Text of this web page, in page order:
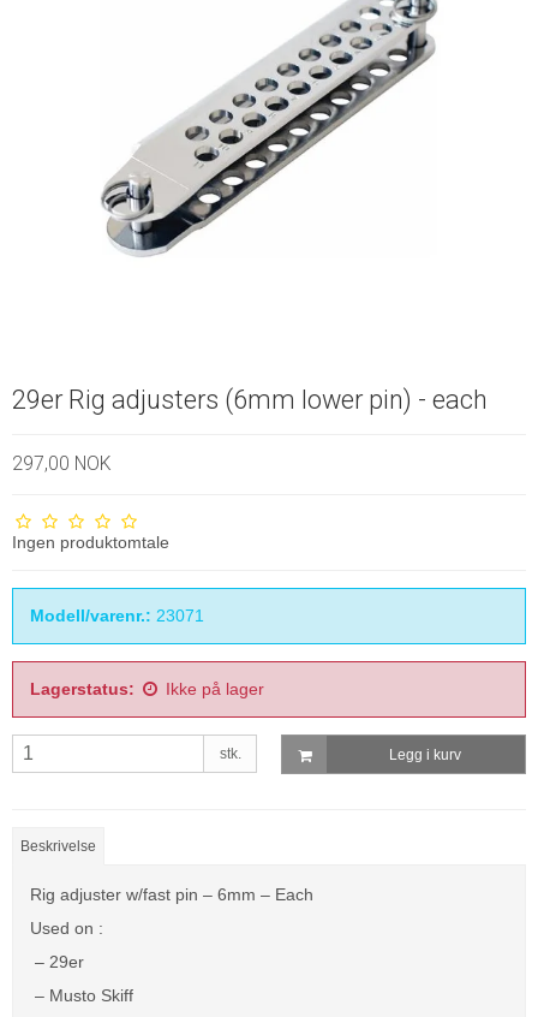
29er Rig adjusters (6mm lower pin) - each
297,00 NOK
Ingen produktomtale
Modell/varenr.: 23071
Lagerstatus: Ikke på lager
stk. Legg i kurv
Beskrivelse
Rig adjuster w/fast pin – 6mm – Each
Used on :
– 29er
– Musto Skiff